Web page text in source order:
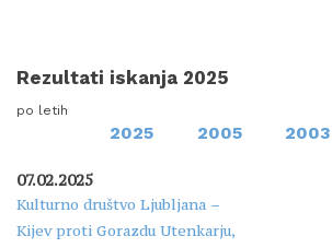
Rezultati iskanja 2025
po letih
2025 2005 2003
07.02.2025
Kulturno društvo Ljubljana –
Kijev proti Gorazdu Utenkarju,